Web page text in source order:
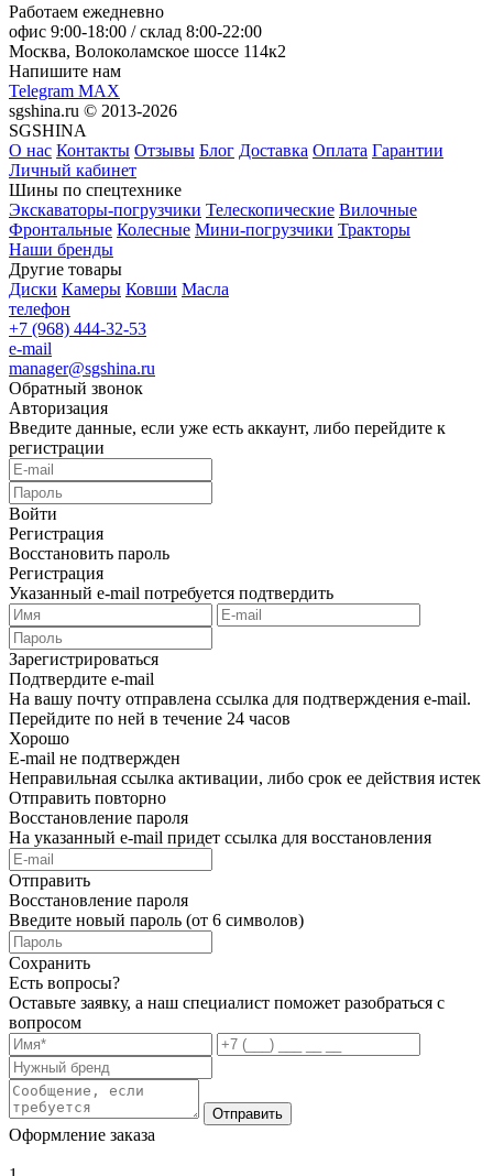
Работаем ежедневно
офис 9:00-18:00 / склад 8:00-22:00
Москва, Волоколамское шоссе 114к2
Напишите нам
Telegram MAX
sgshina.ru © 2013-2026
SGSHINA
О нас Контакты Отзывы Блог Доставка Оплата Гарантии
Личный кабинет
Шины по спецтехнике
Экскаваторы-погрузчики Телескопические Вилочные
Фронтальные Колесные Мини-погрузчики Тракторы
Наши бренды
Другие товары
Диски Камеры Ковши Масла
телефон
+7 (968) 444-32-53
e-mail
manager@sgshina.ru
Обратный звонок
Авторизация
Введите данные, если уже есть аккаунт, либо перейдите к
регистрации
Войти
Регистрация
Восстановить пароль
Регистрация
Указанный e-mail потребуется подтвердить
Зарегистрироваться
Подтвердите e-mail
На вашу почту отправлена ссылка для подтверждения e-mail.
Перейдите по ней в течение 24 часов
Хорошо
E-mail не подтвержден
Неправильная ссылка активации, либо срок ее действия истек
Отправить повторно
Восстановление пароля
На указанный e-mail придет ссылка для восстановления
Отправить
Восстановление пароля
Введите новый пароль (от 6 символов)
Сохранить
Есть вопросы?
Оставьте заявку, а наш специалист поможет разобраться с
вопросом
Отправить
Оформление заказа